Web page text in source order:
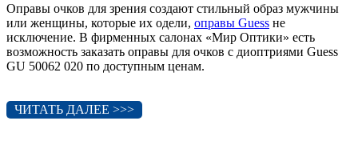
Оправы очков для зрения создают стильный образ мужчины
или женщины, которые их одели, оправы Guess не
исключение. В фирменных салонах «Мир Оптики» есть
возможность заказать оправы для очков с диоптриями Guess
GU 50062 020 по доступным ценам.
ЧИТАТЬ ДАЛЕЕ >>>